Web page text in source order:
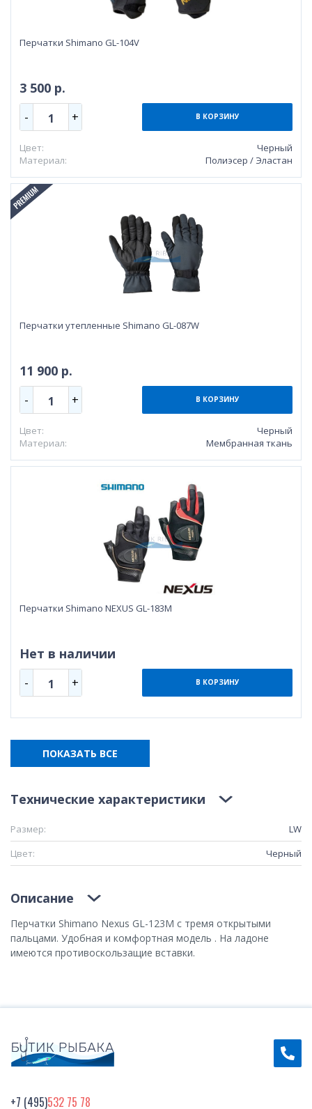
Перчатки Shimano GL-104V
3 500 р.
- 1 + В КОРЗИНУ
Цвет:
Черный
Материал:
Полиэсер / Эластан
Перчатки утепленные Shimano GL-087W
11 900 р.
- 1 + В КОРЗИНУ
Цвет:
Черный
Материал:
Мембранная ткань
Перчатки Shimano NEXUS GL-183M
Нет в наличии
- 1 + В КОРЗИНУ
ПОКАЗАТЬ ВСЕ
Технические характеристики
Размер:
LW
Цвет:
Черный
Описание
Перчатки Shimano Nexus GL-123M с тремя открытыми
пальцами. Удобная и комфортная модель . На ладоне
имеются противоскользащие вставки.
+7 (495)532 75 78